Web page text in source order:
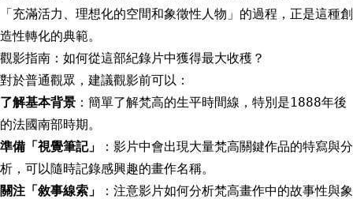
「充滿活力、理想化的空間和象徵性人物」的過程，正是這種創
造性轉化的典範。
觀影指南：如何從這部紀錄片中獲得最大收穫？
對於普通觀眾，建議觀影前可以：
了解基本背景 ：簡單了解梵高的生平時間線，特別是1888年後
的法國南部時期。
準備「視覺筆記」
：影片中會出現大量梵高關鍵作品的特寫與分
析，可以隨時記錄感興趣的畫作名稱。
關注「敘事線索」
：注意影片如何分析梵高畫作中的故事性與象